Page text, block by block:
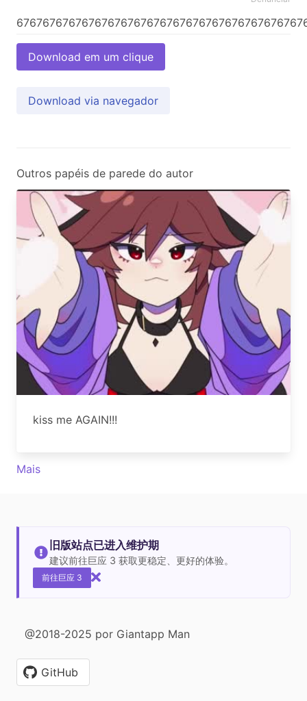
Download em um clique
Download via navegador
Outros papéis de parede do autor
kiss me AGAIN!!!
Mais
旧版站点已进入维护期
建议前往巨应 3 获取更稳定、更好的体验。
前往巨应 3
@2018-2025 por Giantapp Man
GitHub